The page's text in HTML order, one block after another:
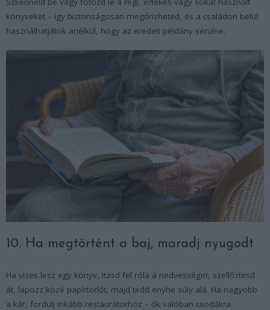
könyveket – így biztonságosan megőrizheted, és a családon belül
használhatjátok anélkül, hogy az eredeti példány sérülne.
10. Ha megtörtént a baj, maradj nyugodt
Ha vizes lesz egy könyv, itasd fel róla a nedvességet, szellőztesd
át, lapozz közé papírtörlőt, majd tedd enyhe súly alá. Ha nagyobb
a kár, fordulj inkább restaurátorhoz – ők valóban csodákra